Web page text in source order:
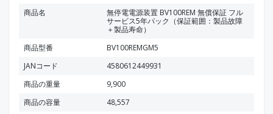
商品名
無停電電源装置 BV100REM 無償保証 フル
サービス5年パック（保証範囲：製品故障
＋製品寿命）
商品型番
BV100REMGM5
JANコード
4580612449931
商品の重量
9,900
商品の容量
48,557